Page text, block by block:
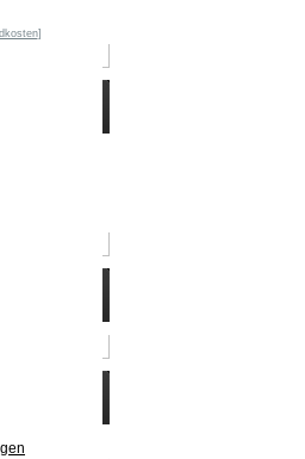
]